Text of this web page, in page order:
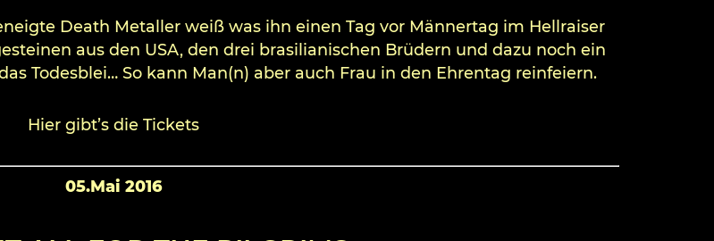
Death Metaller weiß was ihn einen Tag vor Männertag im Hellraiser
aus den USA, den drei brasilianischen Brüdern und dazu noch ein
Todesblei… So kann Man(n) aber auch Frau in den Ehrentag reinfeiern.
Hier gibt’s die Tickets
05.Mai 2016